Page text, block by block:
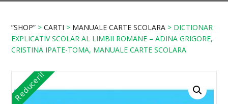
”SHOP” >CARTI > MANUALE CARTE SCOLARA > DICTIONAR
EXPLICATIV SCOLAR AL LIMBII ROMANE – ADINA GRIGORE,
CRISTINA IPATE-TOMA, MANUALE CARTE SCOLARA
Reduceri!